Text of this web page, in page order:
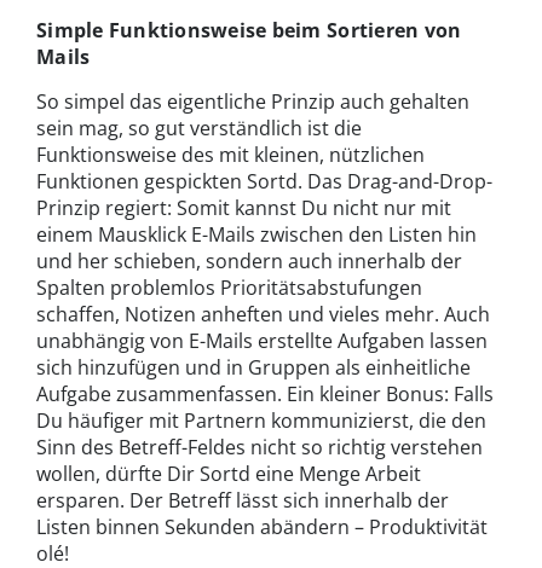
Simple Funktionsweise beim Sortieren von
Mails
So simpel das eigentliche Prinzip auch gehalten
sein mag, so gut verständlich ist die
Funktionsweise des mit kleinen, nützlichen
Funktionen gespickten Sortd. Das Drag-and-Drop-
Prinzip regiert: Somit kannst Du nicht nur mit
einem Mausklick E-Mails zwischen den Listen hin
und her schieben, sondern auch innerhalb der
Spalten problemlos Prioritätsabstufungen
schaffen, Notizen anheften und vieles mehr. Auch
unabhängig von E-Mails erstellte Aufgaben lassen
sich hinzufügen und in Gruppen als einheitliche
Aufgabe zusammenfassen. Ein kleiner Bonus: Falls
Du häufiger mit Partnern kommunizierst, die den
Sinn des Betreff-Feldes nicht so richtig verstehen
wollen, dürfte Dir Sortd eine Menge Arbeit
ersparen. Der Betreff lässt sich innerhalb der
Listen binnen Sekunden abändern – Produktivität
olé!